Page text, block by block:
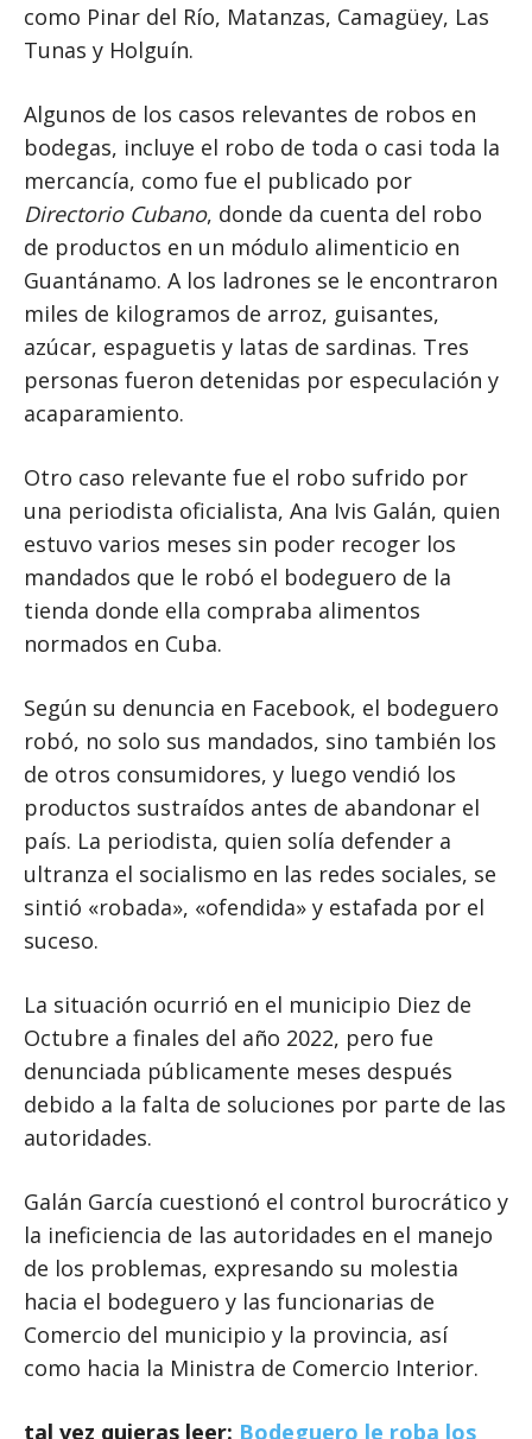
como Pinar del Río, Matanzas, Camagüey, Las
Tunas y Holguín.
Algunos de los casos relevantes de robos en
bodegas, incluye el robo de toda o casi toda la
mercancía, como fue el publicado por
Directorio Cubano, donde da cuenta del robo
de productos en un módulo alimenticio en
Guantánamo. A los ladrones se le encontraron
miles de kilogramos de arroz, guisantes,
azúcar, espaguetis y latas de sardinas. Tres
personas fueron detenidas por especulación y
acaparamiento.
Otro caso relevante fue el robo sufrido por
una periodista oficialista, Ana Ivis Galán, quien
estuvo varios meses sin poder recoger los
mandados que le robó el bodeguero de la
tienda donde ella compraba alimentos
normados en Cuba.
Según su denuncia en Facebook, el bodeguero
robó, no solo sus mandados, sino también los
de otros consumidores, y luego vendió los
productos sustraídos antes de abandonar el
país. La periodista, quien solía defender a
ultranza el socialismo en las redes sociales, se
sintió «robada», «ofendida» y estafada por el
suceso.
La situación ocurrió en el municipio Diez de
Octubre a finales del año 2022, pero fue
denunciada públicamente meses después
debido a la falta de soluciones por parte de las
autoridades.
Galán García cuestionó el control burocrático y
la ineficiencia de las autoridades en el manejo
de los problemas, expresando su molestia
hacia el bodeguero y las funcionarias de
Comercio del municipio y la provincia, así
como hacia la Ministra de Comercio Interior.
tal vez quieras leer: Bodeguero le roba los